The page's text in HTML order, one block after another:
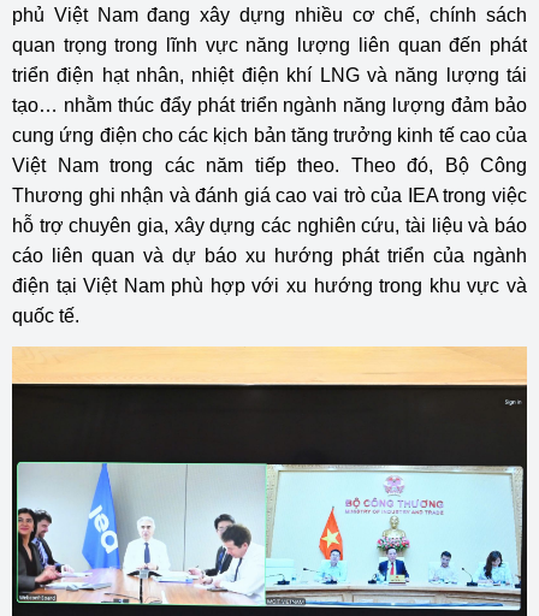
phủ Việt Nam đang xây dựng nhiều cơ chế, chính sách
quan trọng trong lĩnh vực năng lượng liên quan đến phát
triển điện hạt nhân, nhiệt điện khí LNG và năng lượng tái
tạo… nhằm thúc đẩy phát triển ngành năng lượng đảm bảo
cung ứng điện cho các kịch bản tăng trưởng kinh tế cao của
Việt Nam trong các năm tiếp theo. Theo đó, Bộ Công
Thương ghi nhận và đánh giá cao vai trò của IEA trong việc
hỗ trợ chuyên gia, xây dựng các nghiên cứu, tài liệu và báo
cáo liên quan và dự báo xu hướng phát triển của ngành
điện tại Việt Nam phù hợp với xu hướng trong khu vực và
quốc tế.